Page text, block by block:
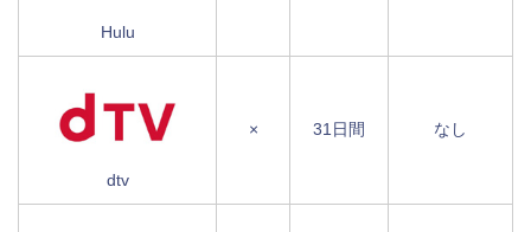
Hulu
dtv
× 31日間 なし